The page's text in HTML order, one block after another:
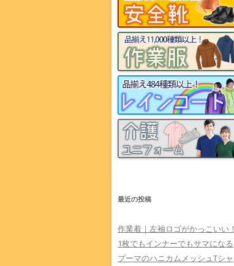
最近の投稿
作業着｜左袖ロゴがかっこいい！
1枚でもインナーでもサマになる
プーマのハニカムメッシュTシャ